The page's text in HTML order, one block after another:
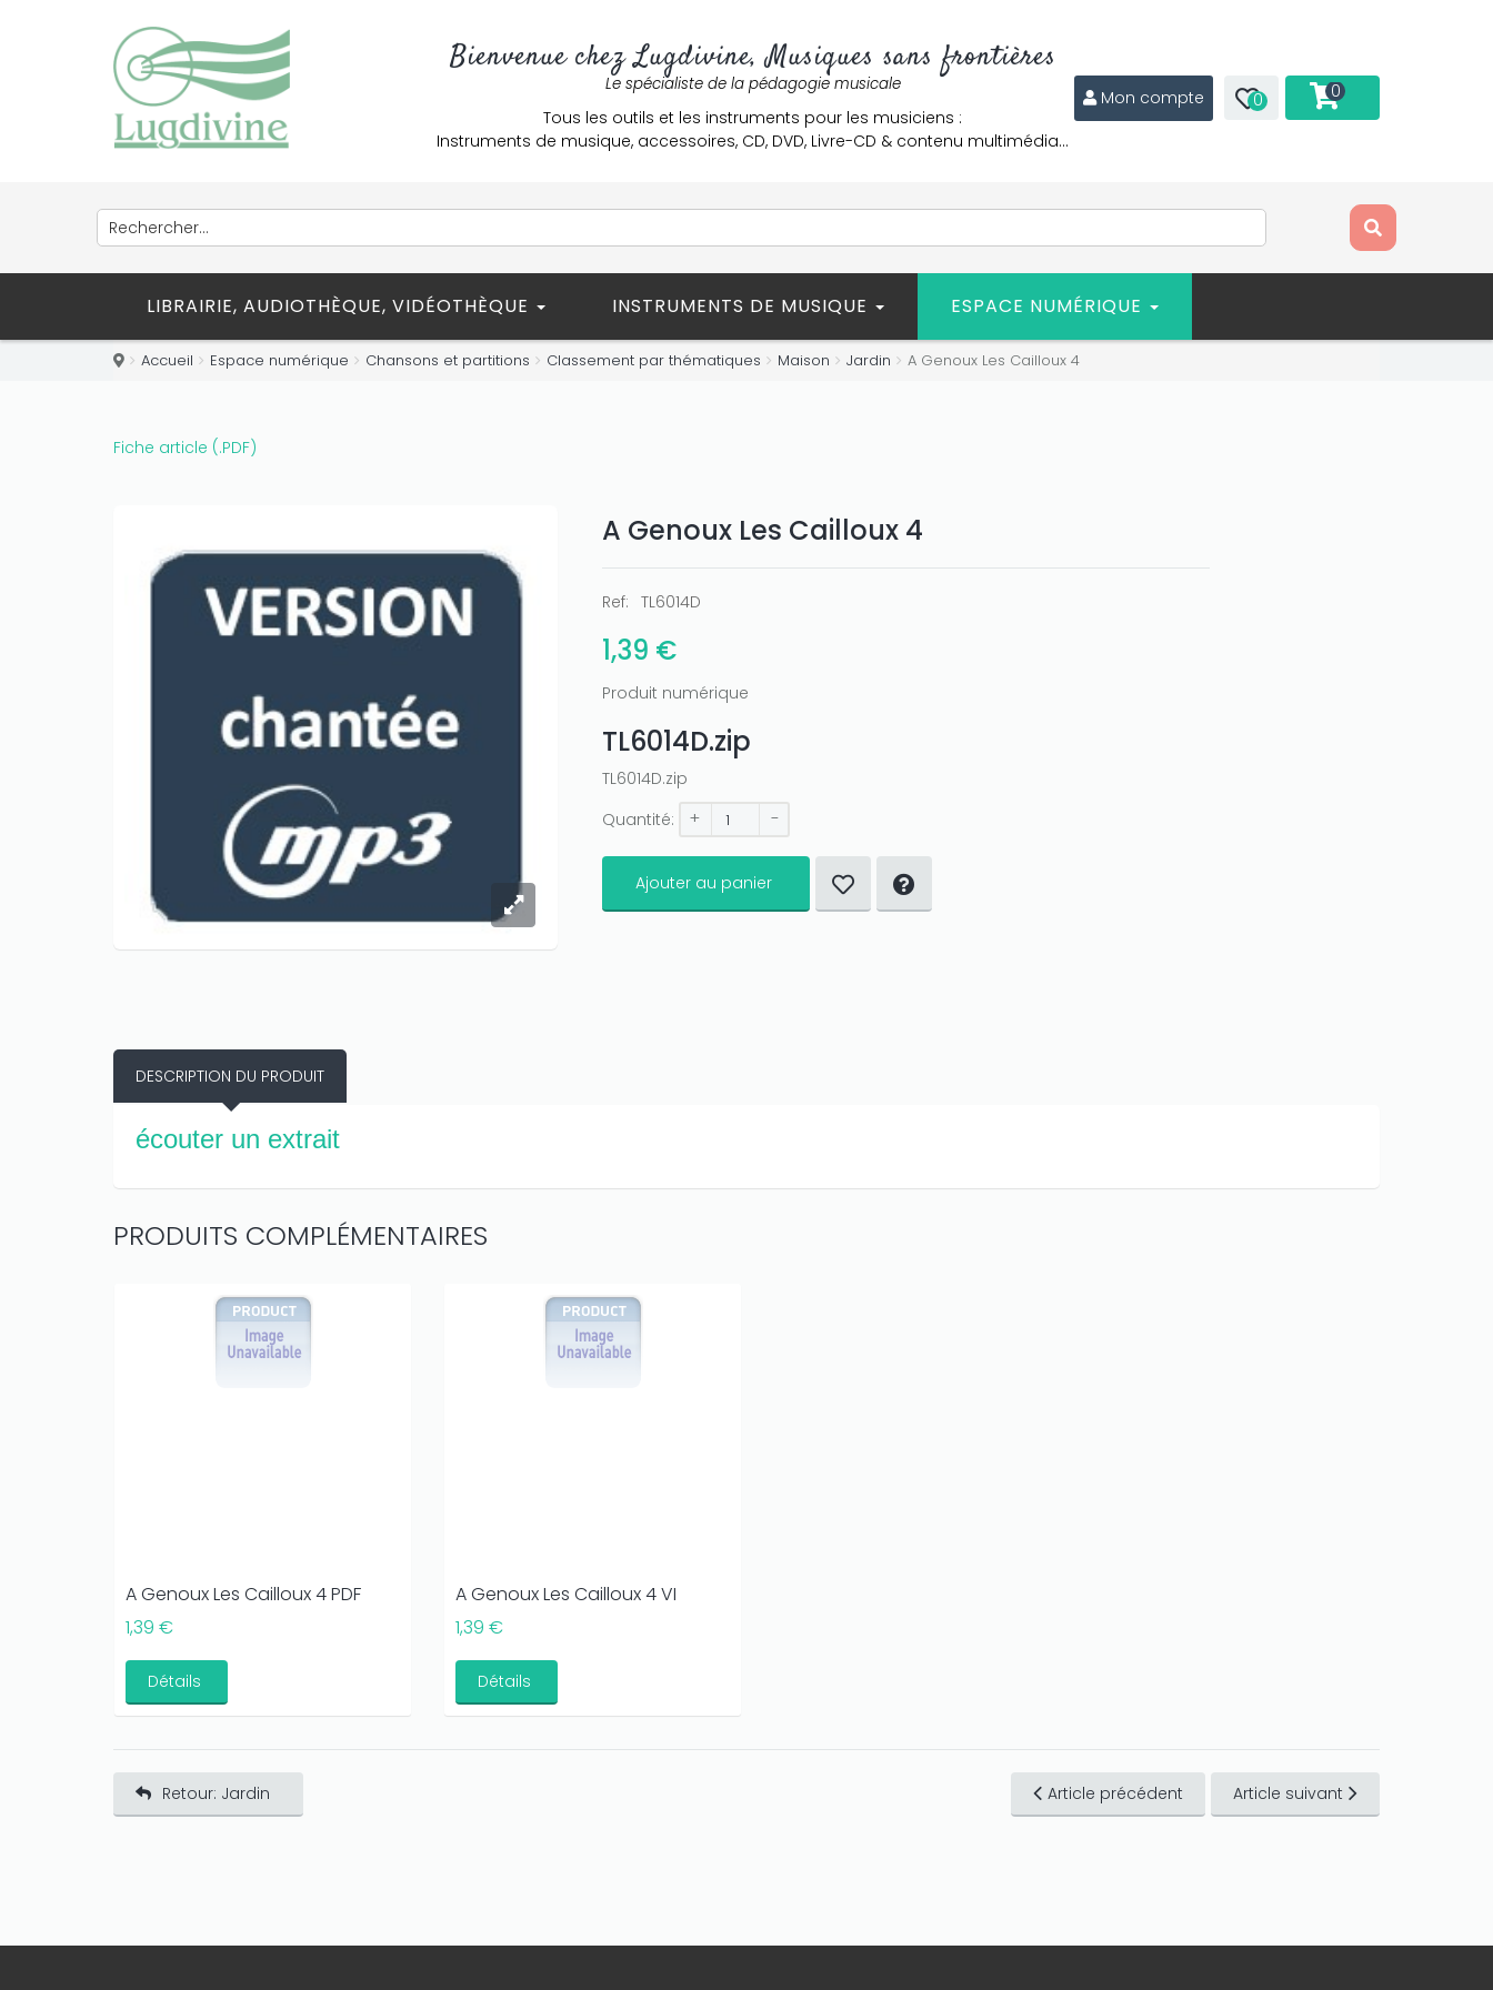
Bienvenue chez Lugdivine, Musiques sans frontières
Le spécialiste de la pédagogie musicale
Tous les outils et les instruments pour les musiciens :
Instruments de musique, accessoires, CD, DVD, Livre-CD & contenu multimédia…
Mon compte 0 0
LIBRAIRIE, AUDIOTHÈQUE, VIDÉOTHÈQUE INSTRUMENTS DE MUSIQUE ESPACE NUMÉRIQUE
Accueil Espace numérique Chansons et partitions Classement par thématiques Maison Jardin A Genoux Les Cailloux 4
Fiche article (.PDF)
A Genoux Les Cailloux 4
Ref: TL6014D
1,39 €
Produit numérique
TL6014D.zip
TL6014D.zip
Quantité:
+ -
Ajouter au panier
DESCRIPTION DU PRODUIT
écouter un extrait
PRODUITS COMPLÉMENTAIRES
A Genoux Les Cailloux 4 PDF
1,39 €
Détails
A Genoux Les Cailloux 4 VI
1,39 €
Détails
Retour: Jardin Article précédent Article suivant